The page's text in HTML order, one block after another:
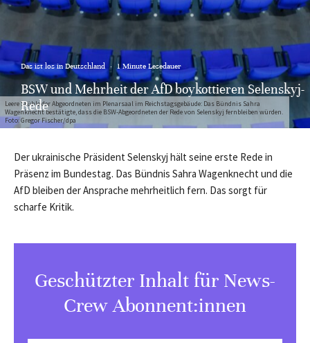
Leere Stühle der Abgeordneten im Plenarsaal im Reichstagsgebäude: Das Bündnis Sahra
Wagenknecht bestätigte, dass die BSW-Abgeordneten der Rede von Selenskyj fernbleiben würden.
Foto: Gregor Fischer/dpa
Das ist los in Deutschland · 1 Minute Lesedauer
BSW und Mehrheit der AfD boykottieren Selenskyj-
Rede
Der ukrainische Präsident Selenskyj hält seine erste Rede in
Präsenz im Bundestag. Das Bündnis Sahra Wagenknecht und die
AfD bleiben der Ansprache mehrheitlich fern. Das sorgt für
scharfe Kritik.
Geschützter Inhalt für News-
Crew Abonnent:innen